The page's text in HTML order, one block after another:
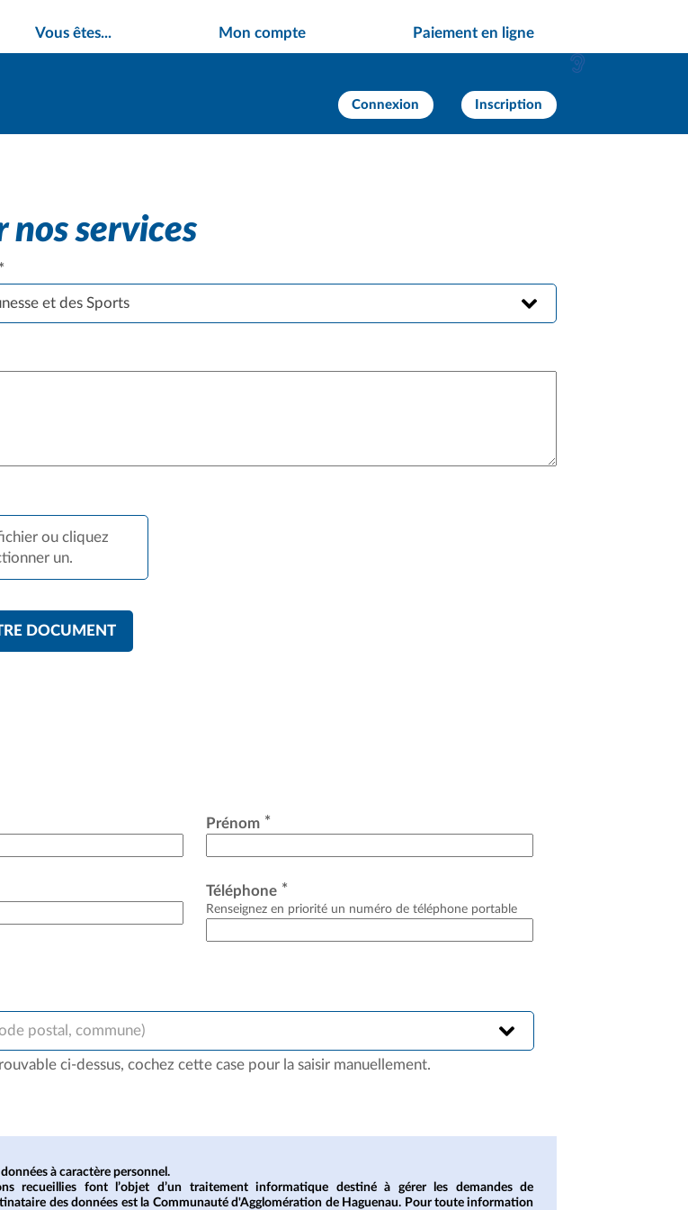
Connexion Inscription
Vous êtes... Mon compte Paiement en ligne
nos services
*
et des Sports
ou cliquez
un.
DOCUMENT
Prénom *
Téléphone *
Renseignez en priorité un numéro de téléphone portable
postal, commune)
ci-dessus, cochez cette case pour la saisir manuellement.
à caractère personnel.
recueillies font l’objet d’un traitement informatique destiné à gérer les demandes de
des données est la Communauté d'Agglomération de Haguenau. Pour toute information